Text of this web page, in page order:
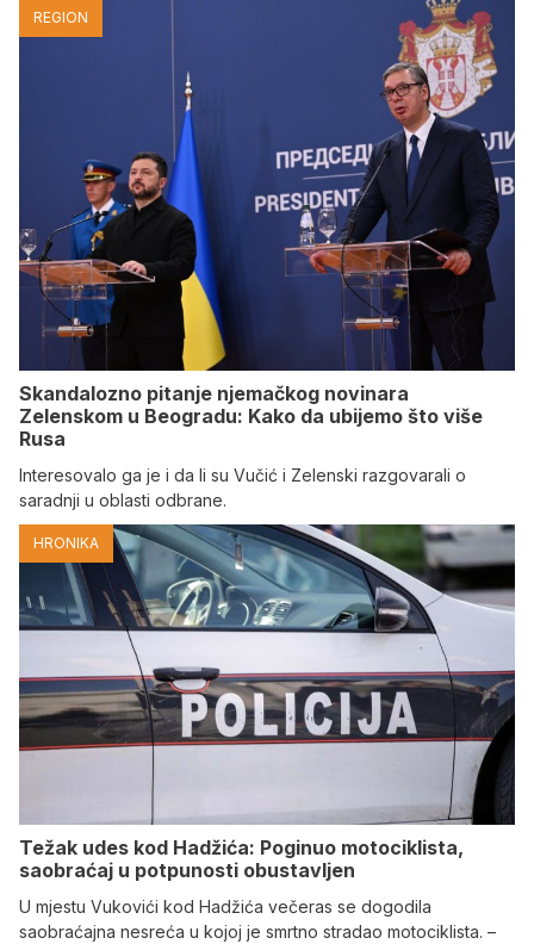
REGION
Skandalozno pitanje njemačkog novinara
Zelenskom u Beogradu: Kako da ubijemo što više
Rusa
Interesovalo ga je i da li su Vučić i Zelenski razgovarali o
saradnji u oblasti odbrane.
HRONIKA
Težak udes kod Hadžića: Poginuo motociklista,
saobraćaj u potpunosti obustavljen
U mjestu Vukovići kod Hadžića večeras se dogodila
saobraćajna nesreća u kojoj je smrtno stradao motociklista. –